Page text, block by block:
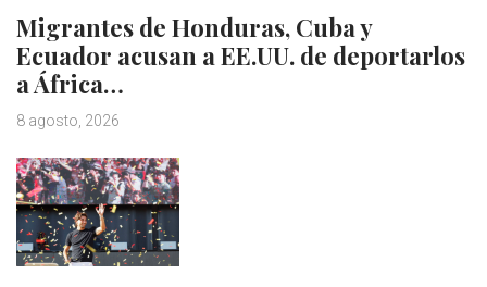
Migrantes de Honduras, Cuba y
Ecuador acusan a EE.UU. de deportarlos
a África…
8 agosto, 2026